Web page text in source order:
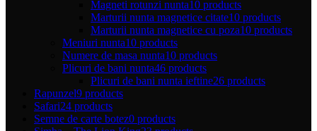
Magneti rotunzi nunta10 products
Marturii nunta magnetice citate10 products
Marturii nunta magnetice cu poza10 products
Meniuri nunta10 products
Numere de masa nunta10 products
Plicuri de bani nunta46 products
Plicuri de bani nunta ieftine26 products
Rapunzel9 products
Safari24 products
Semne de carte botez0 products